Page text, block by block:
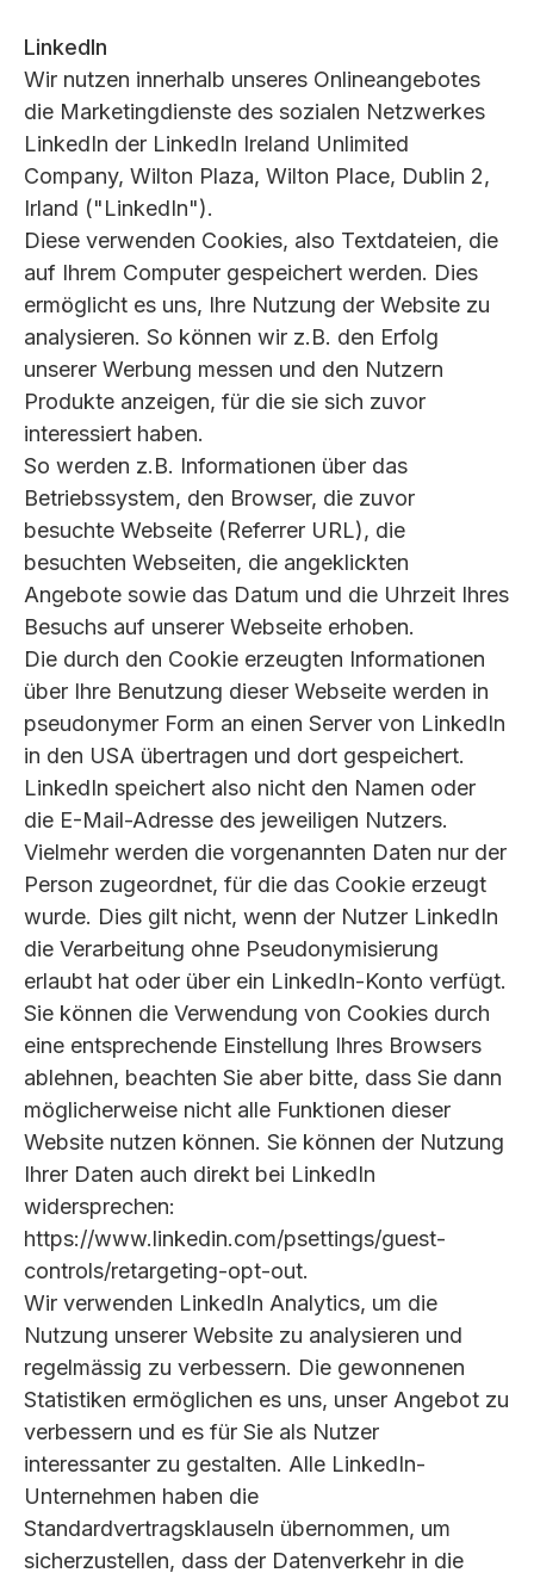
LinkedIn
Wir nutzen innerhalb unseres Onlineangebotes
die Marketingdienste des sozialen Netzwerkes
LinkedIn der LinkedIn Ireland Unlimited
Company, Wilton Plaza, Wilton Place, Dublin 2,
Irland ("LinkedIn").
Diese verwenden Cookies, also Textdateien, die
auf Ihrem Computer gespeichert werden. Dies
ermöglicht es uns, Ihre Nutzung der Website zu
analysieren. So können wir z.B. den Erfolg
unserer Werbung messen und den Nutzern
Produkte anzeigen, für die sie sich zuvor
interessiert haben.
So werden z.B. Informationen über das
Betriebssystem, den Browser, die zuvor
besuchte Webseite (Referrer URL), die
besuchten Webseiten, die angeklickten
Angebote sowie das Datum und die Uhrzeit Ihres
Besuchs auf unserer Webseite erhoben.
Die durch den Cookie erzeugten Informationen
über Ihre Benutzung dieser Webseite werden in
pseudonymer Form an einen Server von LinkedIn
in den USA übertragen und dort gespeichert.
LinkedIn speichert also nicht den Namen oder
die E-Mail-Adresse des jeweiligen Nutzers.
Vielmehr werden die vorgenannten Daten nur der
Person zugeordnet, für die das Cookie erzeugt
wurde. Dies gilt nicht, wenn der Nutzer LinkedIn
die Verarbeitung ohne Pseudonymisierung
erlaubt hat oder über ein LinkedIn-Konto verfügt.
Sie können die Verwendung von Cookies durch
eine entsprechende Einstellung Ihres Browsers
ablehnen, beachten Sie aber bitte, dass Sie dann
möglicherweise nicht alle Funktionen dieser
Website nutzen können. Sie können der Nutzung
Ihrer Daten auch direkt bei LinkedIn
widersprechen:
https://www.linkedin.com/psettings/guest-
controls/retargeting-opt-out.
Wir verwenden LinkedIn Analytics, um die
Nutzung unserer Website zu analysieren und
regelmässig zu verbessern. Die gewonnenen
Statistiken ermöglichen es uns, unser Angebot zu
verbessern und es für Sie als Nutzer
interessanter zu gestalten. Alle LinkedIn-
Unternehmen haben die
Standardvertragsklauseln übernommen, um
sicherzustellen, dass der Datenverkehr in die